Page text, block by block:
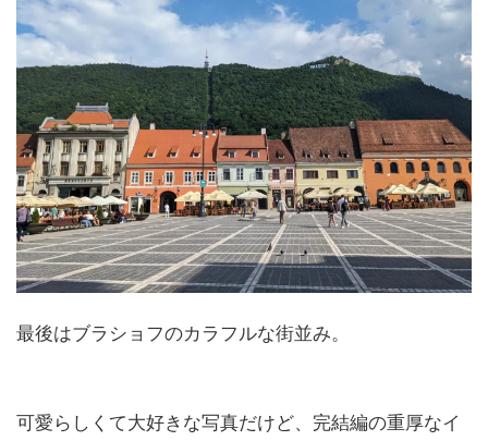
最後はブラショフのカラフルな街並み。
可愛らしくて大好きな写真だけど、完結編の重厚なイ